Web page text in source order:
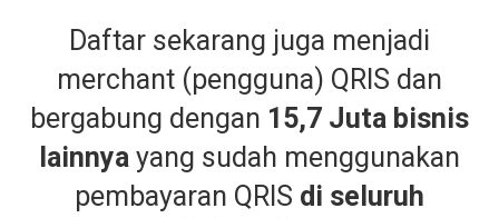
Daftar sekarang juga menjadi
merchant (pengguna) QRIS dan
bergabung dengan 15,7 Juta bisnis
lainnya yang sudah menggunakan
pembayaran QRIS di seluruh